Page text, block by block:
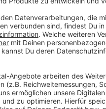
Daten zu Ihren
sammeln. Bitte lesen Sie
Details durch und stimmen
des Service zu, um
Video anzusehen.
Akzeptieren
auf Rand al’Thor. Denn
Drache sein,